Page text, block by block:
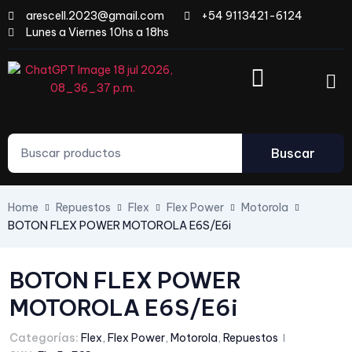
arescell.2023@gmail.com
+54 9113421-6124
Lunes a Viernes 10hs a 18hs
Buscar
Home Repuestos Flex Flex Power
Motorola
BOTON FLEX POWER MOTOROLA E6S/E6i
BOTON FLEX POWER
MOTOROLA E6S/E6i
Categorías: Flex, Flex Power, Motorola, Repuestos